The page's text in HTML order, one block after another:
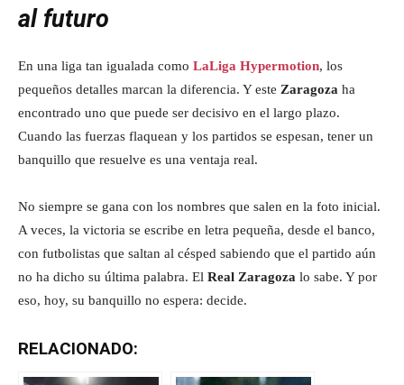
al futuro
En una liga tan igualada como LaLiga Hypermotion, los
pequeños detalles marcan la diferencia. Y este Zaragoza ha
encontrado uno que puede ser decisivo en el largo plazo.
Cuando las fuerzas flaquean y los partidos se espesan, tener un
banquillo que resuelve es una ventaja real.
No siempre se gana con los nombres que salen en la foto inicial.
A veces, la victoria se escribe en letra pequeña, desde el banco,
con futbolistas que saltan al césped sabiendo que el partido aún
no ha dicho su última palabra. El Real Zaragoza lo sabe. Y por
eso, hoy, su banquillo no espera: decide.
RELACIONADO: